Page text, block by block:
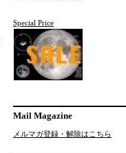
Special Price
Mail Magazine
メルマガ登録・解除はこちら